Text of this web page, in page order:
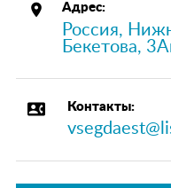
place Адрес:
Россия,
Бекетова,
contact_phone Контакты: